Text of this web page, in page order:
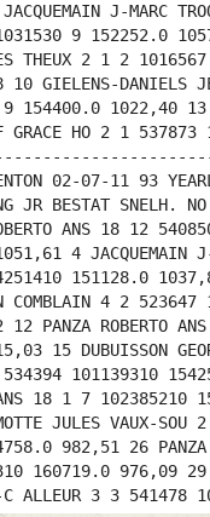
J-MARC
9 152252.0
THEUX 2 1 2
GIELENS-DANIELS
9 154400.0 1022,40
F GRACE HO 2 1
02-07-11 93
RING JR BESTAT
ANS 18 12 540850
4 JACQUEMAIN
151128.0
COMBLAIN 4 2
PANZA ROBERTO
15 DUBUISSON
534394 101139310
18 1 7 102385210
JULES VAUX-
982,51 26
160719.0 976,09
J-C ALLEUR